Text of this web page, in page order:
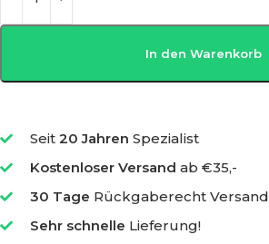
In den Warenkorb
Seit 20 Jahren Spezialist
Kostenloser Versand ab €35,-
30 Tage Rückgaberecht Versand
Sehr schnelle Lieferung!